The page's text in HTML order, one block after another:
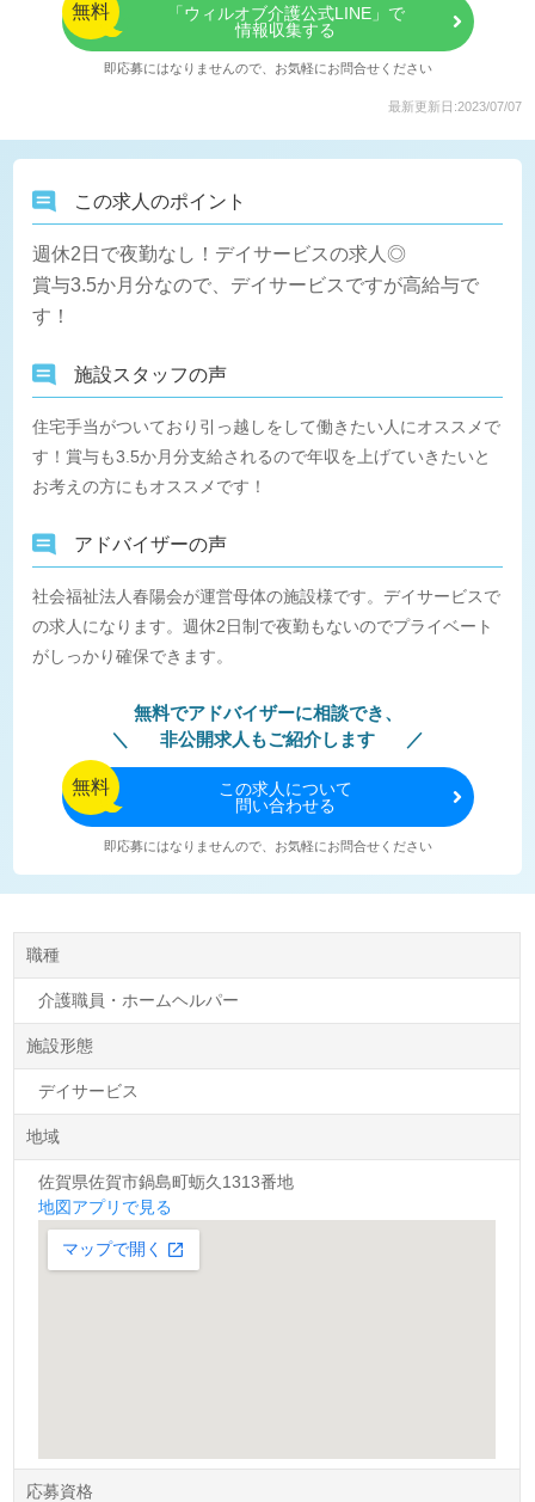
無料
「ウィルオブ介護公式LINE」で
情報収集する
即応募にはなりませんので、お気軽にお問合せください
最新更新日:2023/07/07
この求人のポイント
週休2日で夜勤なし！デイサービスの求人◎
賞与3.5か月分なので、デイサービスですが高給与で
す！
施設スタッフの声
住宅手当がついており引っ越しをして働きたい人にオススメで
す！賞与も3.5か月分支給されるので年収を上げていきたいと
お考えの方にもオススメです！
アドバイザーの声
社会福祉法人春陽会が運営母体の施設様です。デイサービスで
の求人になります。週休2日制で夜勤もないのでプライベート
がしっかり確保できます。
無料でアドバイザーに相談でき、
非公開求人もご紹介します
無料 この求人について
問い合わせる
即応募にはなりませんので、お気軽にお問合せください
職種
介護職員・ホームヘルパー
施設形態
デイサービス
地域
佐賀県佐賀市鍋島町蛎久1313番地
地図アプリで見る
応募資格